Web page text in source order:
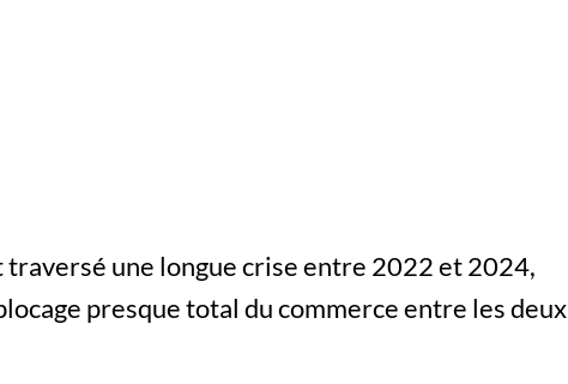
traversé une longue crise entre 2022 et 2024,
presque total du commerce entre les deux